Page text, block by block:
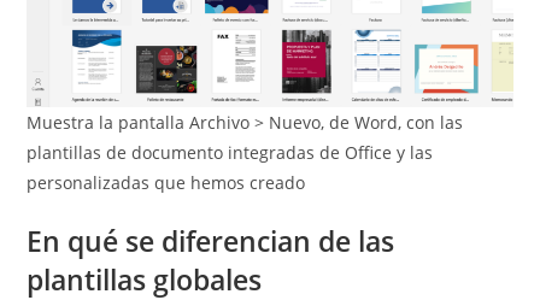
Muestra la pantalla Archivo > Nuevo, de Word, con las
plantillas de documento integradas de Office y las
personalizadas que hemos creado
En qué se diferencian de las
plantillas globales